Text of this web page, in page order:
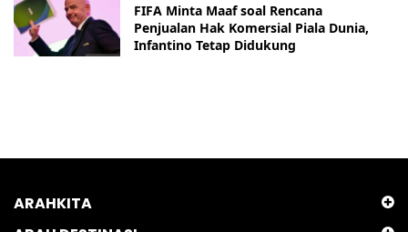
FIFA Minta Maaf soal Rencana
Penjualan Hak Komersial Piala Dunia,
Infantino Tetap Didukung
ARAHKITA